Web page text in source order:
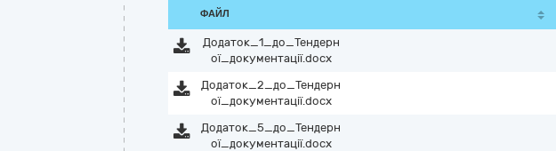
ФАЙЛ
Додаток_1_до_Тендерн
ої_документації.docx
Додаток_2_до_Тендерн
ої_документації.docx
Додаток_5_до_Тендерн
ої_документації.docx